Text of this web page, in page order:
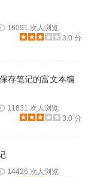
16091 次人浏览
3.0 分
存笔记的富文本编
11831 次人浏览
3.0 分
14426 次人浏览